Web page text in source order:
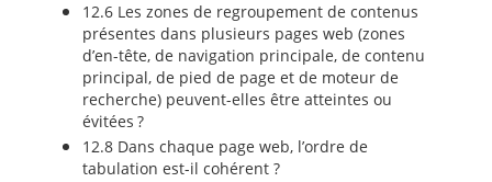
12.6 Les zones de regroupement de contenus
présentes dans plusieurs pages web (zones
d’en-tête, de navigation principale, de contenu
principal, de pied de page et de moteur de
recherche) peuvent-elles être atteintes ou
évitées ?
12.8 Dans chaque page web, l’ordre de
tabulation est-il cohérent ?